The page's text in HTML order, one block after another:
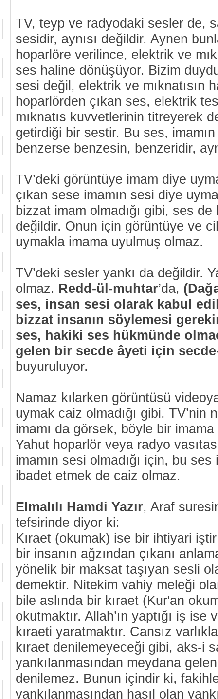
TV, teyp ve radyodaki sesler de,
sesidir, aynısı değildir. Aynen
hoparlöre verilince, elektrik ve
ses haline dönüşüyor. Bizim
sesi değil, elektrik ve mıknatısın
hoparlörden çıkan ses, elektrik
mıknatıs kuvvetlerinin titreyerek
getirdiği bir sestir. Bu ses,
benzerse benzesin, benzeridir,
TV’deki görüntüye imam diye
çıkan sese imamın sesi diye
bizzat imam olmadığı gibi, ses
değildir. Onun için görüntüye ve
uymakla imama uyulmuş olmaz.
TV’deki sesler yankı da değildir.
olmaz. Redd-ül-muhtar’da,
ses, insan sesi olarak kabul
bizzat insanın söylemesi
ses, hakiki ses hükmünde
gelen bir secde âyeti için
buyuruluyor.
Namaz kılarken görüntüsü
uymak caiz olmadığı gibi, TV’nin
imamı da görsek, böyle bir
Yahut hoparlör veya radyo
imamın sesi olmadığı için, bu
ibadet etmek de caiz olmaz.
Elmalılı Hamdi Yazır, Araf
tefsirinde diyor ki:
Kıraet (okumak) ise bir ihtiyari
bir insanın ağzından çıkanı
yönelik bir maksat taşıyan sesli
demektir. Nitekim vahiy meleği
bile aslında bir kıraet (Kur'an
okutmaktır. Allah’ın yaptığı iş
kıraeti yaratmaktır. Cansız
kıraet denilemeyeceği gibi, aks-i
yankılanmasından meydana
denilemez. Bunun içindir ki,
yankılanmasından hasıl olan